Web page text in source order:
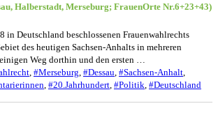
Halberstadt, Merseburg; FrauenOrte Nr.6+23+43)
in Deutschland beschlossenen Frauenwahlrechts
des heutigen Sachsen-Anhalts in mehreren
Weg dorthin und den ersten …
#Merseburg #Dessau #Sachsen-Anhalt
#20.Jahrhundert #Politik #Deutschland